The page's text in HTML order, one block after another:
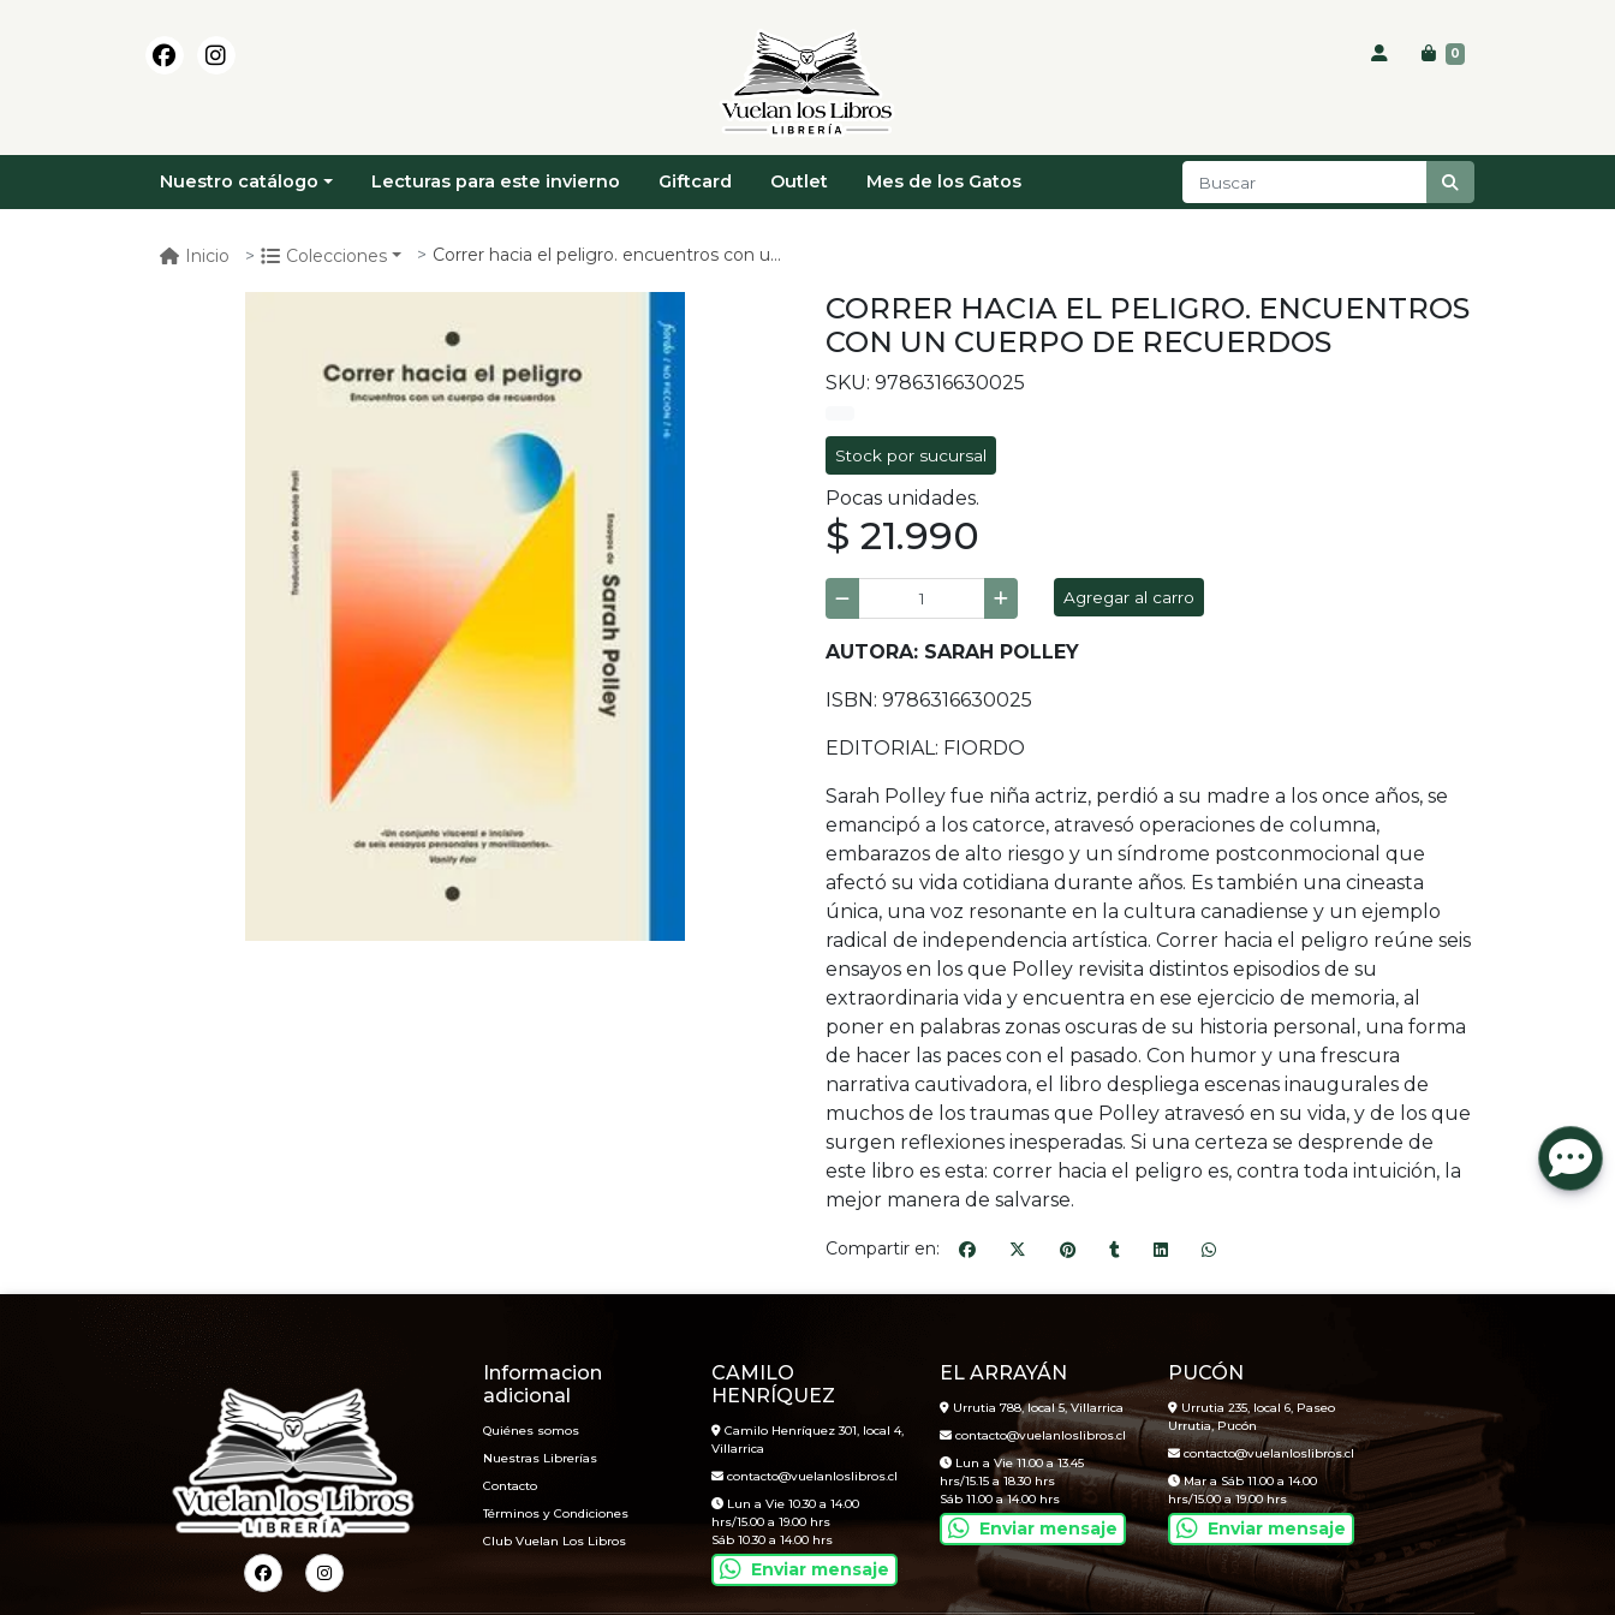
0
Nuestro catálogo Lecturas para este invierno Giftcard Outlet Mes de los Gatos
Inicio Colecciones Correr hacia el peligro. encuentros con un cuerpo de recuerdos
CORRER HACIA EL PELIGRO. ENCUENTROS
CON UN CUERPO DE RECUERDOS
SKU: 9786316630025
Stock por sucursal
Pocas unidades.
$ 21.990
Agregar al carro
AUTORA: SARAH POLLEY
ISBN: 9786316630025
EDITORIAL: FIORDO
Sarah Polley fue niña actriz, perdió a su madre a los once años, se
emancipó a los catorce, atravesó operaciones de columna,
embarazos de alto riesgo y un síndrome postconmocional que
afectó su vida cotidiana durante años. Es también una cineasta
única, una voz resonante en la cultura canadiense y un ejemplo
radical de independencia artística. Correr hacia el peligro reúne seis
ensayos en los que Polley revisita distintos episodios de su
extraordinaria vida y encuentra en ese ejercicio de memoria, al
poner en palabras zonas oscuras de su historia personal, una forma
de hacer las paces con el pasado. Con humor y una frescura
narrativa cautivadora, el libro despliega escenas inaugurales de
muchos de los traumas que Polley atravesó en su vida, y de los que
surgen reflexiones inesperadas. Si una certeza se desprende de
este libro es esta: correr hacia el peligro es, contra toda intuición, la
mejor manera de salvarse.
Compartir en:
Informacion
adicional
Quiénes somos
Nuestras Librerías
Contacto
Términos y Condiciones
Club Vuelan Los Libros
CAMILO
HENRÍQUEZ
Camilo Henríquez 301, local 4,
Villarrica
contacto@vuelanloslibros.cl
Lun a Vie 10.30 a 14.00
hrs/15.00 a 19.00 hrs
Sáb 10.30 a 14.00 hrs
Enviar mensaje
EL ARRAYÁN
Urrutia 788, local 5, Villarrica
contacto@vuelanloslibros.cl
Lun a Vie 11.00 a 13.45
hrs/15.15 a 18.30 hrs
Sáb 11.00 a 14.00 hrs
Enviar mensaje
PUCÓN
Urrutia 235, local 6, Paseo
Urrutia, Pucón
contacto@vuelanloslibros.cl
Mar a Sáb 11.00 a 14.00
hrs/15.00 a 19.00 hrs
Enviar mensaje